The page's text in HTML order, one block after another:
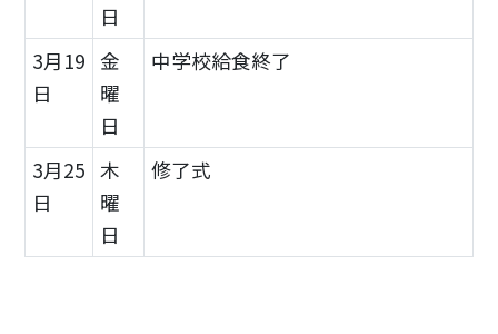
日
3月19
日
金
曜
日
中学校給食終了
3月25
日
木
曜
日
修了式